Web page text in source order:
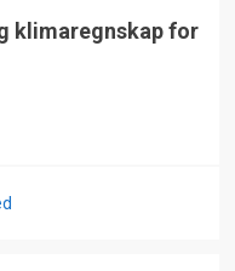
klimaregnskap for